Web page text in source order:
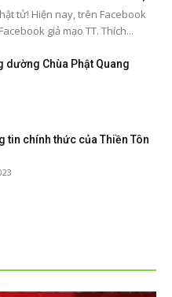
tử! Hiện nay, trên Facebook
giả mạo TT. Thích...
dường Chùa Phật Quang
tin chính thức của Thiền Tôn